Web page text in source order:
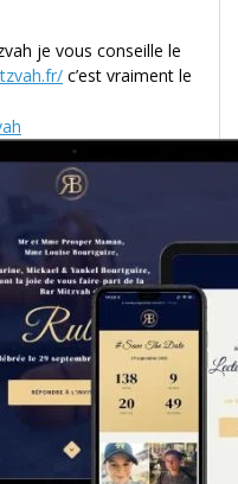
je vous conseille le
c’est vraiment le